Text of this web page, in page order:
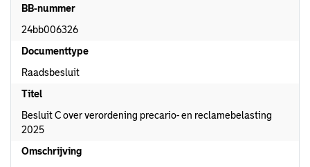
BB-nummer
24bb006326
Documenttype
Raadsbesluit
Titel
Besluit C over verordening precario- en reclamebelasting
2025
Omschrijving